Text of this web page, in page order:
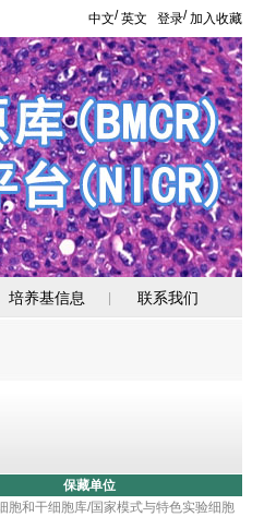
中文/英文 登录/加入收藏
培养基信息 联系我们
保藏单位
胞和干细胞库/国家模式与特色实验细胞